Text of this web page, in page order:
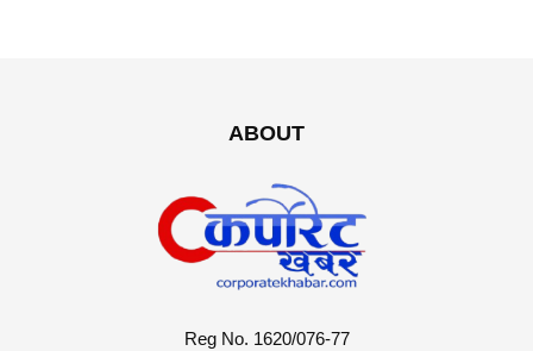
ABOUT
Reg No. 1620/076-77